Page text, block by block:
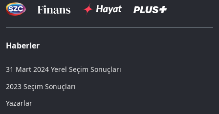
Haberler
31 Mart 2024 Yerel Seçim Sonuçları
2023 Seçim Sonuçları
Yazarlar